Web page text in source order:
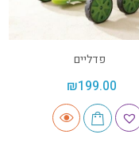
פדליים
₪199.00